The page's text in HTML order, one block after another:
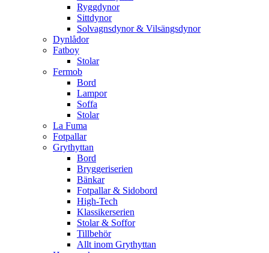
Ryggdynor
Sittdynor
Solvagnsdynor & Vilsängsdynor
Dynlådor
Fatboy
Stolar
Fermob
Bord
Lampor
Soffa
Stolar
La Fuma
Fotpallar
Grythyttan
Bord
Bryggeriserien
Bänkar
Fotpallar & Sidobord
High-Tech
Klassikerserien
Stolar & Soffor
Tillbehör
Allt inom Grythyttan